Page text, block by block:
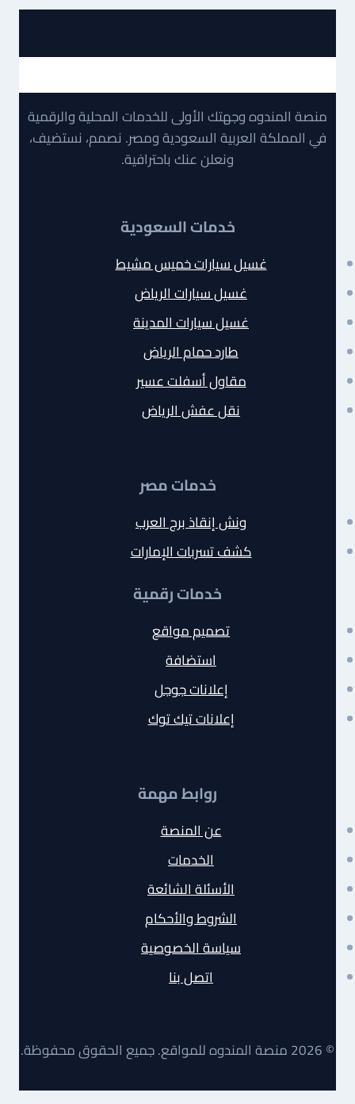
منصة المندوه وجهتك الأولى للخدمات المحلية والرقمية
في المملكة العربية السعودية ومصر. نصمم، نستضيف،
ونعلن عنك باحترافية.
خدمات السعودية
غسيل سيارات خميس مشيط
غسيل سيارات الرياض
غسيل سيارات المدينة
طارد حمام الرياض
مقاول أسفلت عسير
نقل عفش الرياض
خدمات مصر
ونش إنقاذ برج العرب
كشف تسربات الإمارات
خدمات رقمية
تصميم مواقع
استضافة
إعلانات جوجل
إعلانات تيك توك
روابط مهمة
عن المنصة
الخدمات
الأسئلة الشائعة
الشروط والأحكام
سياسة الخصوصية
اتصل بنا
© 2026 منصة المندوه للمواقع. جميع الحقوق محفوظة.